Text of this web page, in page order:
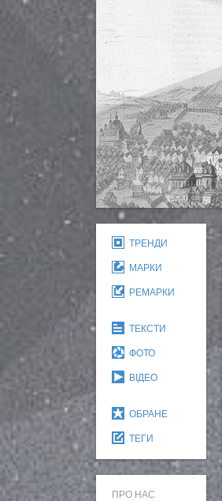
ТРЕНДИ
МАРКИ
РЕМАРКИ
ТЕКСТИ
ФОТО
ВІДЕО
ОБРАНЕ
ТЕГИ
ПРО НАС